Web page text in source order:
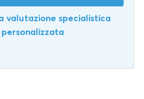
valutazione specialistica
personalizzata